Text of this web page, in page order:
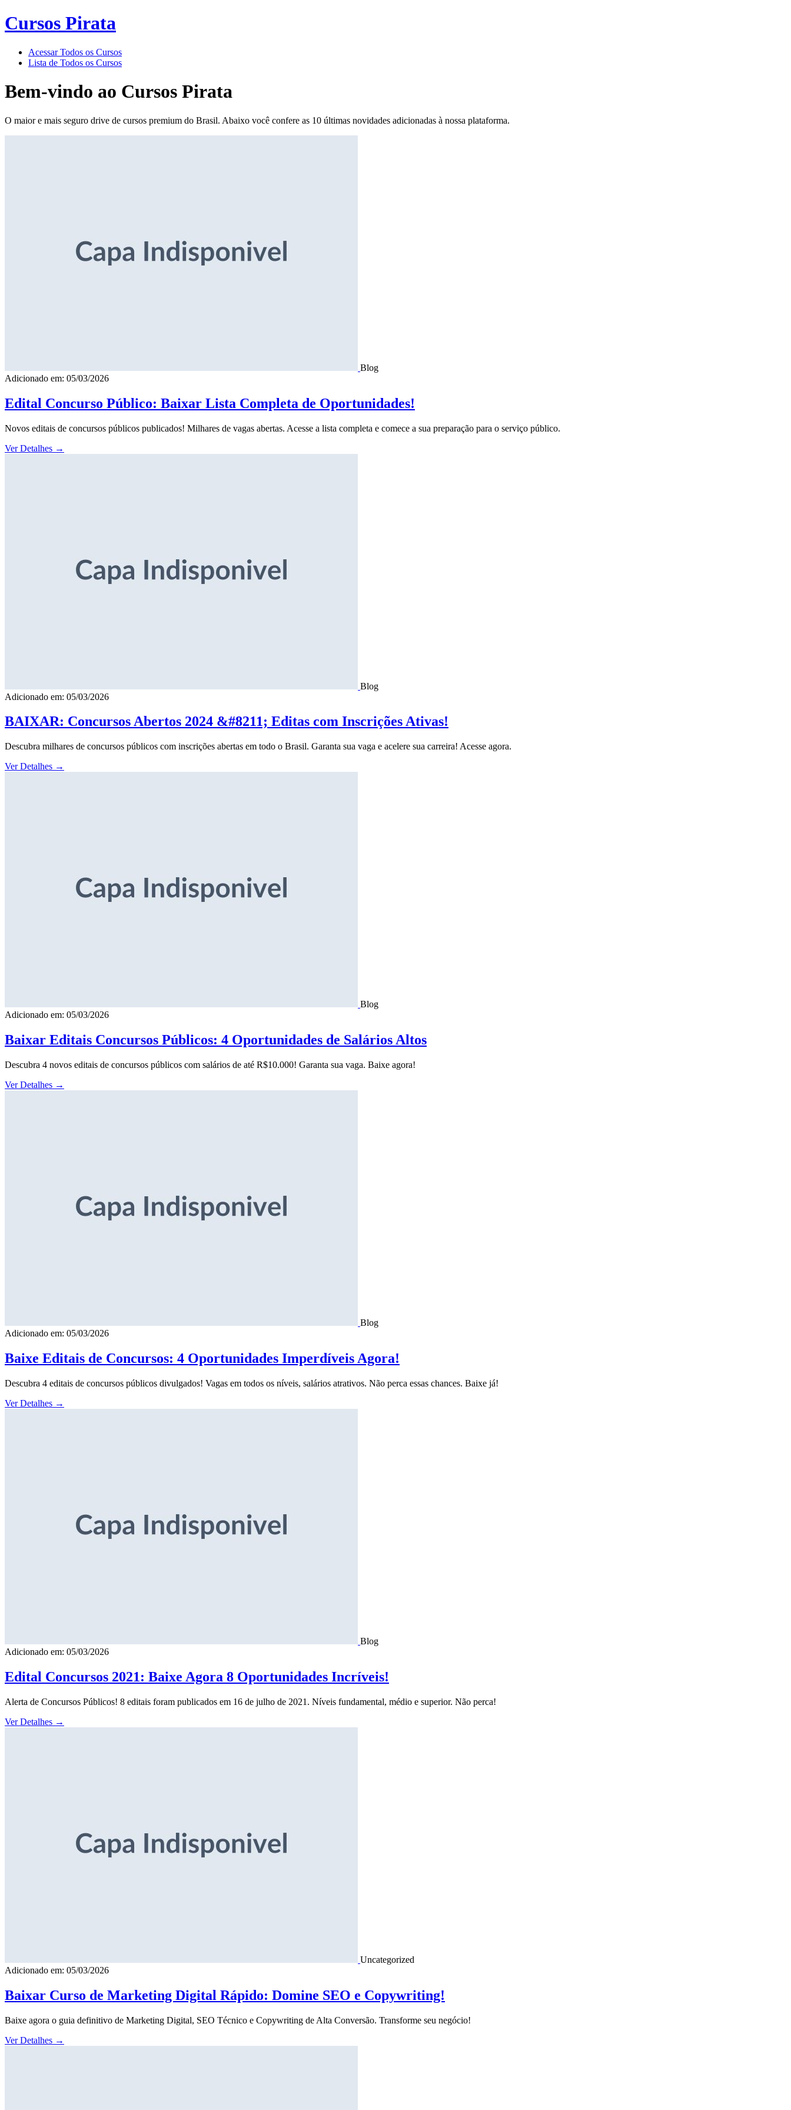
Cursos Pirata
Acessar Todos os Cursos
Lista de Todos os Cursos
Bem-vindo ao Cursos Pirata
O maior e mais seguro drive de cursos premium do Brasil. Abaixo você confere as 10 últimas novidades adicionadas à nossa plataforma.
Blog
Adicionado em: 05/03/2026
Edital Concurso Público: Baixar Lista Completa de Oportunidades!
Novos editais de concursos públicos publicados! Milhares de vagas abertas. Acesse a lista completa e comece a sua preparação para o serviço público.
Ver Detalhes →
Blog
Adicionado em: 05/03/2026
BAIXAR: Concursos Abertos 2024 &#8211; Editas com Inscrições Ativas!
Descubra milhares de concursos públicos com inscrições abertas em todo o Brasil. Garanta sua vaga e acelere sua carreira! Acesse agora.
Ver Detalhes →
Blog
Adicionado em: 05/03/2026
Baixar Editais Concursos Públicos: 4 Oportunidades de Salários Altos
Descubra 4 novos editais de concursos públicos com salários de até R$10.000! Garanta sua vaga. Baixe agora!
Ver Detalhes →
Blog
Adicionado em: 05/03/2026
Baixe Editais de Concursos: 4 Oportunidades Imperdíveis Agora!
Descubra 4 editais de concursos públicos divulgados! Vagas em todos os níveis, salários atrativos. Não perca essas chances. Baixe já!
Ver Detalhes →
Blog
Adicionado em: 05/03/2026
Edital Concursos 2021: Baixe Agora 8 Oportunidades Incríveis!
Alerta de Concursos Públicos! 8 editais foram publicados em 16 de julho de 2021. Níveis fundamental, médio e superior. Não perca!
Ver Detalhes →
Uncategorized
Adicionado em: 05/03/2026
Baixar Curso de Marketing Digital Rápido: Domine SEO e Copywriting!
Baixe agora o guia definitivo de Marketing Digital, SEO Técnico e Copywriting de Alta Conversão. Transforme seu negócio!
Ver Detalhes →